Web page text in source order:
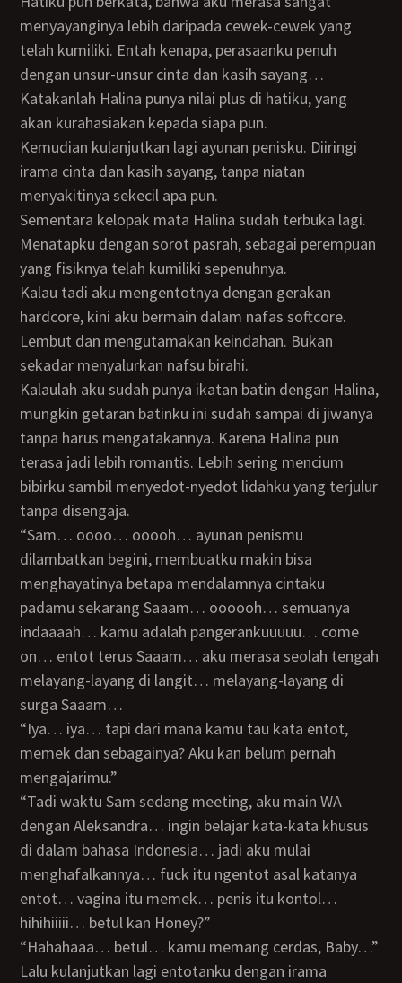
menyayanginya lebih daripada cewek-cewek yang
telah kumiliki. Entah kenapa, perasaanku penuh
dengan unsur-unsur cinta dan kasih sayang…
Katakanlah Halina punya nilai plus di hatiku, yang
akan kurahasiakan kepada siapa pun.
Kemudian kulanjutkan lagi ayunan penisku. Diiringi
irama cinta dan kasih sayang, tanpa niatan
menyakitinya sekecil apa pun.
Sementara kelopak mata Halina sudah terbuka lagi.
Menatapku dengan sorot pasrah, sebagai perempuan
yang fisiknya telah kumiliki sepenuhnya.
Kalau tadi aku mengentotnya dengan gerakan
hardcore, kini aku bermain dalam nafas softcore.
Lembut dan mengutamakan keindahan. Bukan
sekadar menyalurkan nafsu birahi.
Kalaulah aku sudah punya ikatan batin dengan Halina,
mungkin getaran batinku ini sudah sampai di jiwanya
tanpa harus mengatakannya. Karena Halina pun
terasa jadi lebih romantis. Lebih sering mencium
bibirku sambil menyedot-nyedot lidahku yang terjulur
tanpa disengaja.
“Sam… oooo… ooooh… ayunan penismu
dilambatkan begini, membuatku makin bisa
menghayatinya betapa mendalamnya cintaku
padamu sekarang Saaam… oooooh… semuanya
indaaaah… kamu adalah pangerankuuuuu… come
on… entot terus Saaam… aku merasa seolah tengah
melayang-layang di langit… melayang-layang di
surga Saaam…
“Iya… iya… tapi dari mana kamu tau kata entot,
memek dan sebagainya? Aku kan belum pernah
mengajarimu.”
“Tadi waktu Sam sedang meeting, aku main WA
dengan Aleksandra… ingin belajar kata-kata khusus
di dalam bahasa Indonesia… jadi aku mulai
menghafalkannya… fuck itu ngentot asal katanya
entot… vagina itu memek… penis itu kontol…
hihihiiiii… betul kan Honey?”
“Hahahaaa… betul… kamu memang cerdas, Baby…”
Lalu kulanjutkan lagi entotanku dengan irama